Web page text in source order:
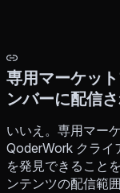
専用マーケッ
ンバーに配信
いいえ。専用マー
QoderWork クライ
を発見できること
ンテンツの配信範